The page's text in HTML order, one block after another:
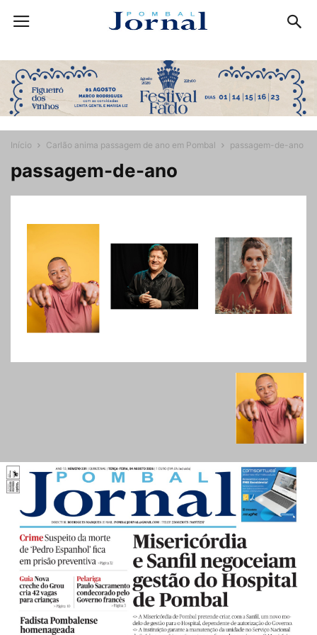
Início Carlão anima passagem de ano em Pombal passagem-de-ano
passagem-de-ano